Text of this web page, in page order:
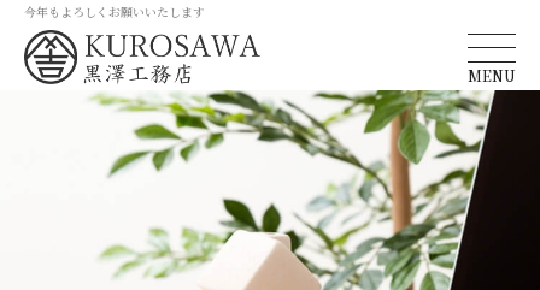
今年もよろしくお願いいたします
MENU